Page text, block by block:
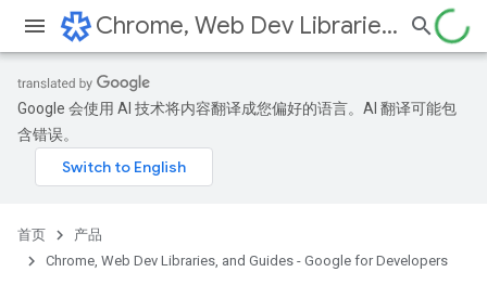
Chrome, Web Dev Libraries, and Guides - Google for Developers
Google 会使用 AI 技术将内容翻译成您偏好的语言。AI 翻译可能包
含错误。
首页
产品
Chrome, Web Dev Libraries, and Guides - Google for Developers